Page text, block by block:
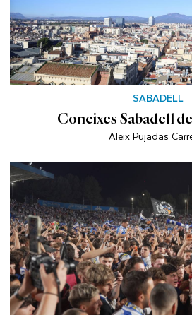
SABADELL
Coneixes Sabadell de
Aleix Pujadas